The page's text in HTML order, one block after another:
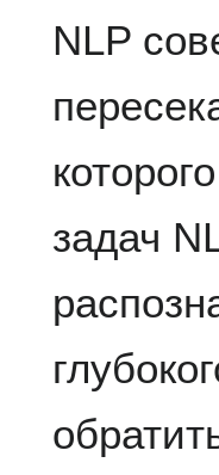
NLP
задач